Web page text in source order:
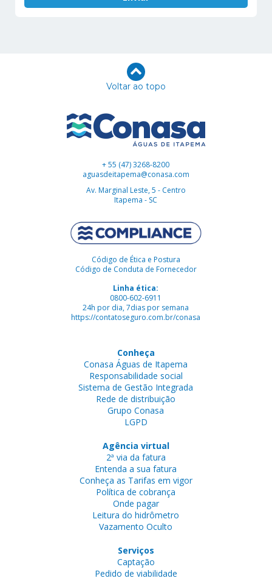
Voltar ao topo
+ 55 (47) 3268-8200
aguasdeitapema@conasa.com
Av. Marginal Leste, 5 - Centro
Itapema - SC
Código de Ética e Postura
Código de Conduta de Fornecedor
Linha ética:
0800-602-6911
24h por dia, 7dias por semana
https://contatoseguro.com.br/conasa
Conheça
Conasa Águas de Itapema
Responsabilidade social
Sistema de Gestão Integrada
Rede de distribuição
Grupo Conasa
LGPD
Agência virtual
2ª via da fatura
Entenda a sua fatura
Conheça as Tarifas em vigor
Política de cobrança
Onde pagar
Leitura do hidrômetro
Vazamento Oculto
Serviços
Captação
Pedido de viabilidade